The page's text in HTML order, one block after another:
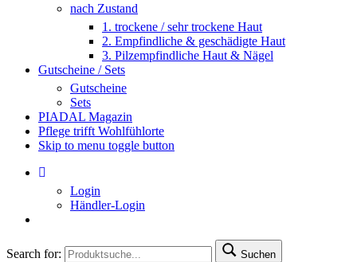
nach Zustand
1. trockene / sehr trockene Haut
2. Empfindliche & geschädigte Haut
3. Pilzempfindliche Haut & Nägel
Gutscheine / Sets
Gutscheine
Sets
PIADAL Magazin
Pflege trifft Wohlfühlorte
Skip to menu toggle button
Login
Händler-Login
Search for: Suchen